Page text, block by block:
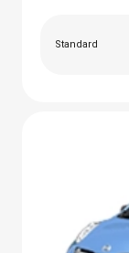
Standard